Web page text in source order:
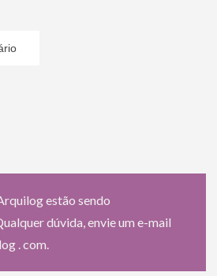
estão sendo
dúvida, envie um e-mail
. com.